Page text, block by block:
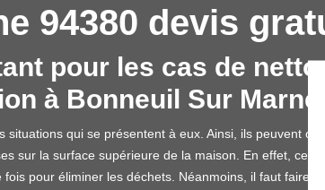
94380 devis
pour les cas de
à Bonneuil Sur Marne
qui se présentent à eux. Ainsi, ils peuvent
sur la surface supérieure de la maison. En effet, cette
pour éliminer les déchets. Néanmoins, il faut faire